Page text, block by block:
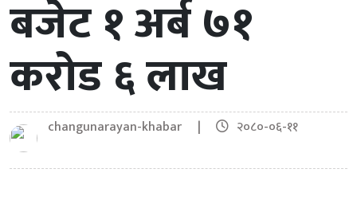
बजेट १ अर्ब ७१
करोड ६ लाख
changunarayan-khabar | २०८०-०६-११